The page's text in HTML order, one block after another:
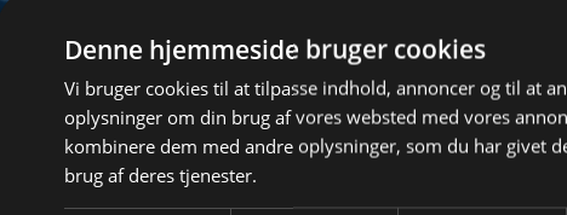
Denne hjemmeside bruger cookies
Vi bruger cookies til at tilpasse indhold, annoncer og til at
oplysninger om din brug af vores websted med vores
kombinere dem med andre oplysninger, som du har givet
brug af deres tjenester.